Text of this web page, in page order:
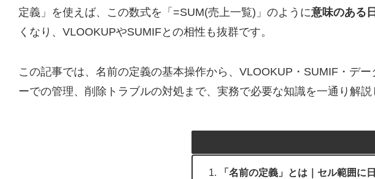
定義」を使えば、この数式を「=SUM(売上一覧)」のように意味のある
くなり、VLOOKUPやSUMIFとの相性も抜群です。
この記事では、名前の定義の基本操作から、VLOOKUP・SUMIF・デ
ーでの管理、削除トラブルの対処まで、実務で必要な知識を一通り解
「名前の定義」とは｜セル範囲に